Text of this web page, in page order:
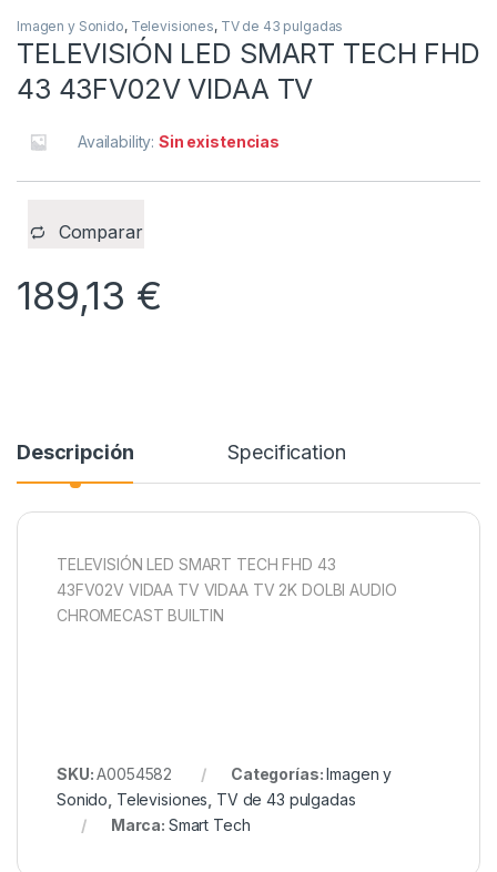
Imagen y Sonido, Televisiones, TV de 43 pulgadas
TELEVISIÓN LED SMART TECH FHD
43 43FV02V VIDAA TV
Availability:Sin existencias
Comparar
189,13 €
Descripción Specification
TELEVISIÓN LED SMART TECH FHD 43
43FV02V VIDAA TV VIDAA TV 2K DOLBI AUDIO
CHROMECAST BUILTIN
SKU:A0054582 Categorías:Imagen y
Sonido Televisiones TV de 43 pulgadas
Marca: Smart Tech